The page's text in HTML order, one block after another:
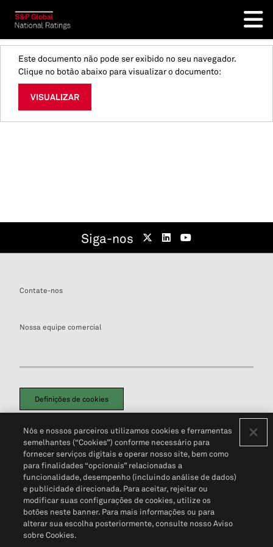
Este documento não pode ser exibido no seu navegador.
Clique no botão abaixo para visualizar o documento:
VISUALIZAR
Siga-nos
Contate-nos
Nossa equipe comercial
Definições de cookies
Política de PrivacidadePortal de privacidade do cliente (em inglês)
Não Venda Minhas Informações Pessoais© 2026 S&P Global
Nós e nossos parceiros utilizamos cookies e ferramentas
semelhantes (“Cookies”) conforme necessário para
fornecer serviços digitais e operar nosso site, bem como
para finalidades “opcionais” relacionadas a
funcionalidade, desempenho (incluindo análise de dados)
e publicidade direcionada. Para aceitar, rejeitar ou
modificar suas configurações de cookies, utilize os
botões neste banner. Para mais informações ou para
alterar sua escolha posteriormente, consulte nosso Aviso
sobre Cookies.